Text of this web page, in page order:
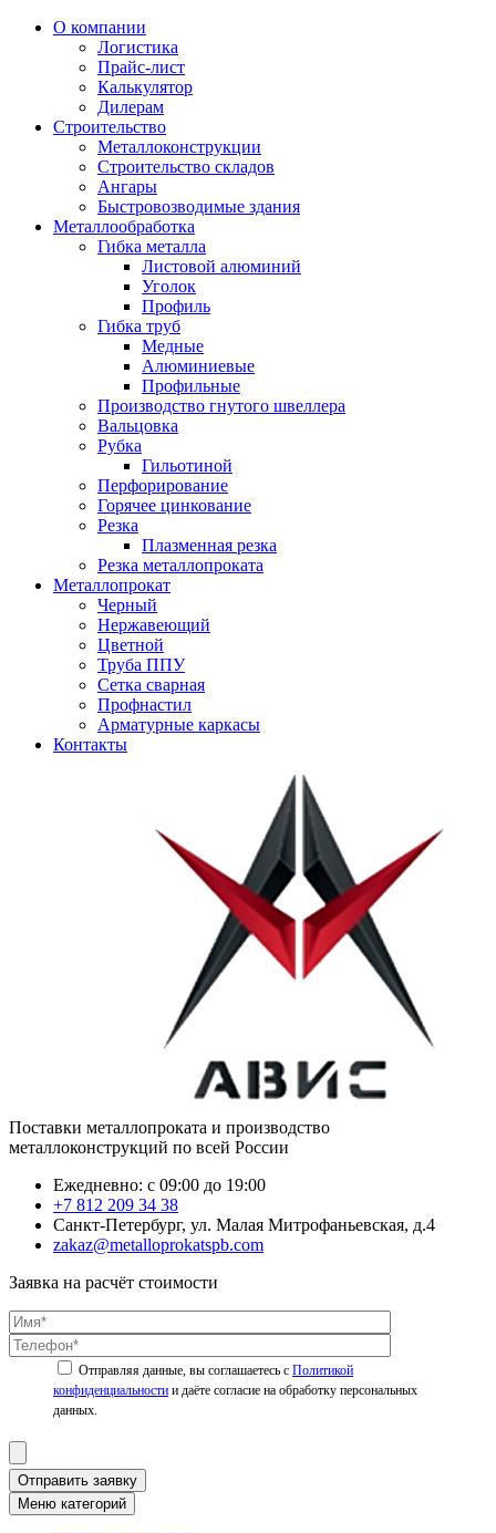
О компании
Логистика
Прайс-лист
Калькулятор
Дилерам
Строительство
Металлоконструкции
Строительство складов
Ангары
Быстровозводимые здания
Металлообработка
Гибка металла
Листовой алюминий
Уголок
Профиль
Гибка труб
Медные
Алюминиевые
Профильные
Производство гнутого швеллера
Вальцовка
Рубка
Гильотиной
Перфорирование
Горячее цинкование
Резка
Плазменная резка
Резка металлопроката
Металлопрокат
Черный
Нержавеющий
Цветной
Труба ППУ
Сетка сварная
Профнастил
Арматурные каркасы
Контакты
Поставки металлопроката и производство
металлоконструкций по всей России
Ежедневно: с 09:00 до 19:00
+7 812 209 34 38
Санкт-Петербург, ул. Малая Митрофаньевская, д.4
zakaz@metalloprokatspb.com
Заявка на расчёт стоимости
Политикой
конфиденциальности
Отправить заявку
Меню категорий